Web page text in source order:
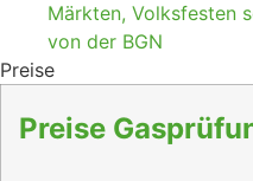
Märkten, Volksfesten
von der BGN
Preise
Preise